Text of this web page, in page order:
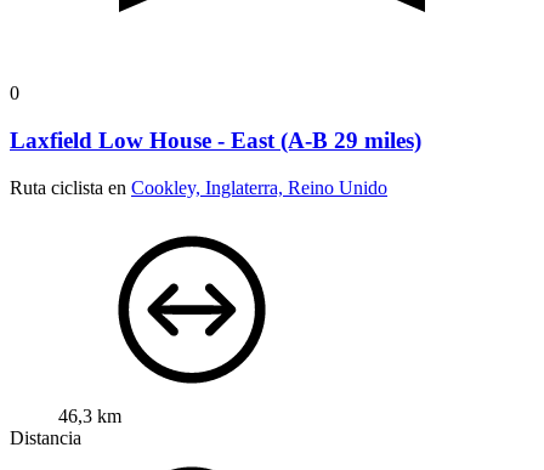
0
Laxfield Low House - East (A-B 29 miles)
Ruta ciclista en Cookley, Inglaterra, Reino Unido
46,3 km
Distancia